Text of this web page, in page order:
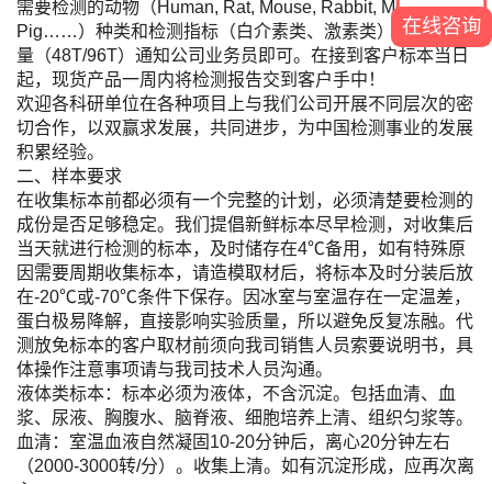
需要检测的动物（Human, Rat, Mouse, Rabbit, Monkey,
Pig……）种类和检测指标（白介素类、激素类）及标本数
量（48T/96T）通知公司业务员即可。在接到客户标本当日
起，现货产品一周内将检测报告交到客户手中！
欢迎各科研单位在各种项目上与我们公司开展不同层次的密
切合作，以双赢求发展，共同进步，为中国检测事业的发展
积累经验。
二、样本要求
在收集标本前都必须有一个完整的计划，必须清楚要检测的
成份是否足够稳定。我们提倡新鲜标本尽早检测，对收集后
当天就进行检测的标本，及时储存在4℃备用，如有特殊原
因需要周期收集标本，请造模取材后，将标本及时分装后放
在-20℃或-70℃条件下保存。因冰室与室温存在一定温差，
蛋白极易降解，直接影响实验质量，所以避免反复冻融。代
测放免标本的客户取材前须向我司销售人员索要说明书，具
体操作注意事项请与我司技术人员沟通。
液体类标本：标本必须为液体，不含沉淀。包括血清、血
浆、尿液、胸腹水、脑脊液、细胞培养上清、组织匀浆等。
血清：室温血液自然凝固10-20分钟后，离心20分钟左右
（2000-3000转/分）。收集上清。如有沉淀形成，应再次离
在线咨询